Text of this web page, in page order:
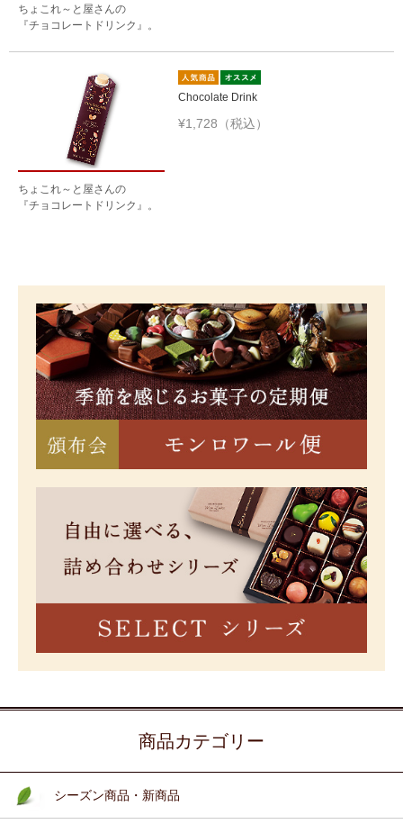
ちょこれ～と屋さんの
『チョコレートドリンク』。
Chocolate Drink
¥1,728（税込）
ちょこれ～と屋さんの
『チョコレートドリンク』。
商品カテゴリー
シーズン商品・新商品